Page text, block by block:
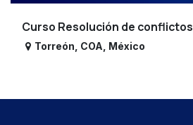
Curso Resolución de conflictos
Torreón COA México